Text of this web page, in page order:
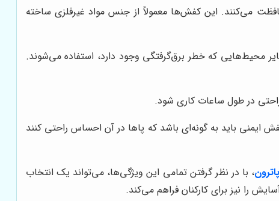
می‌کنند. این کفش‌ها معمولاً از جنس مواد غیرفلزی ساخته
محیط‌هایی که خطر برق‌گرفتگی وجود دارد، استفاده می‌شوند.
در طول ساعات کاری شود.
باید به گونه‌ای باشد که پاها در آن احساس راحتی کنند
، با در نظر گرفتن تمامی این ویژگی‌ها، می‌تواند یک انتخاب
را نیز برای کارکنان فراهم می‌کند.